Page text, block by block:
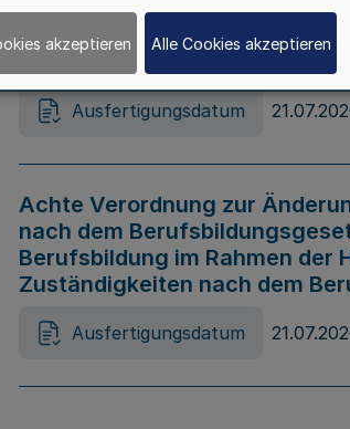
Gesetz zur Änderung des
Ausfertigungsdatum
Achte Verordnung zur
nach dem
Berufsbildung im Rahmen der
Zuständigkeiten nach dem
Ausfertigungsdatum
akzeptieren Alle Cookies akzeptieren